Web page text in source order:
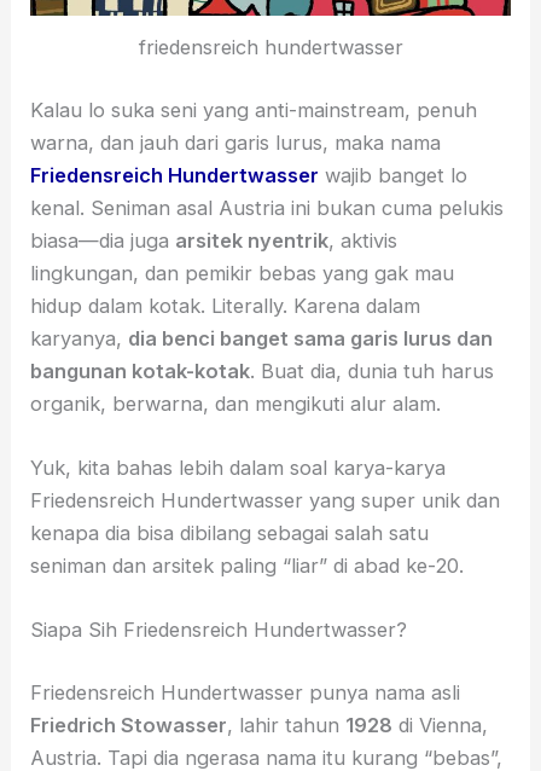
friedensreich hundertwasser
Kalau lo suka seni yang anti-mainstream, penuh
warna, dan jauh dari garis lurus, maka nama
Friedensreich Hundertwasser wajib banget lo
kenal. Seniman asal Austria ini bukan cuma pelukis
biasa—dia juga arsitek nyentrik, aktivis
lingkungan, dan pemikir bebas yang gak mau
hidup dalam kotak. Literally. Karena dalam
karyanya, dia benci banget sama garis lurus dan
bangunan kotak-kotak. Buat dia, dunia tuh harus
organik, berwarna, dan mengikuti alur alam.
Yuk, kita bahas lebih dalam soal karya-karya
Friedensreich Hundertwasser yang super unik dan
kenapa dia bisa dibilang sebagai salah satu
seniman dan arsitek paling “liar” di abad ke-20.
Siapa Sih Friedensreich Hundertwasser?
Friedensreich Hundertwasser punya nama asli
Friedrich Stowasser, lahir tahun 1928 di Vienna,
Austria. Tapi dia ngerasa nama itu kurang “bebas”,